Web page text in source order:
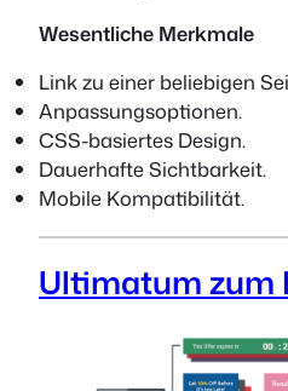
Wesentliche Merkmale
Link zu einer beliebigen
Anpassungsoptionen.
CSS-basiertes Design.
Dauerhafte Sichtbarkeit.
Mobile Kompatibilität.
Ultimatum zum